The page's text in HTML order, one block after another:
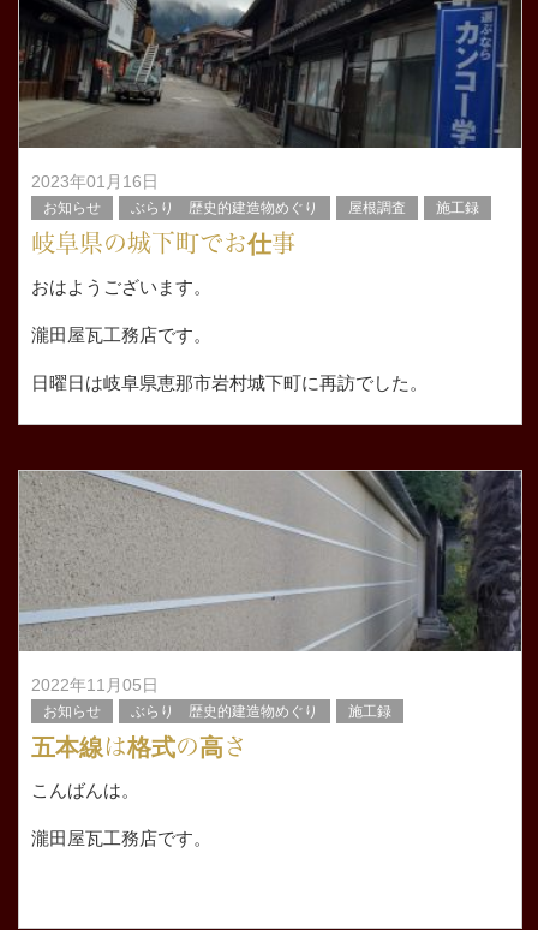
雨シ
2023年01月16日
お知らせ ぶらり 歴史的建造物めぐり 屋根調査 施工録
岐阜県の城下町でお仕事
おはようございます。
瀧田屋瓦工務店です。
日曜日は岐阜県恵那市岩村城下町に再訪でした。
岩村城の城下町にある歴史ある代々宿を営まれていた方に
2022年11月05日
お知らせ ぶらり 歴史的建造物めぐり 施工録
五本線は格式の高さ
こんばんは。
瀧田屋瓦工務店です。